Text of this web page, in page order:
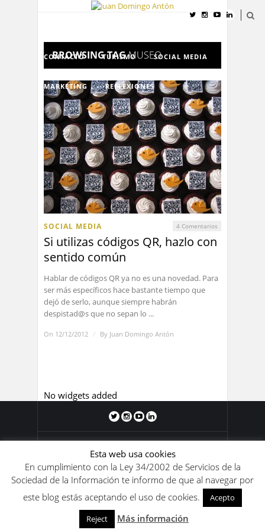
CONTACTO TURISMO SOCIAL MEDIA
MARKETING REFLEXIONES
BROWSING TAGMUSEO
SOCIAL MEDIA 4 Comentarios
Si utilizas códigos QR, hazlo con
sentido común
Hablar de códigos QR ya no es una novedad. Para
ser más específicos hace bastante tiempo que
dejó de serlo, aunque siempre habrán
despistad@s que no sepan lo ...
On 12/12/2012 / By Juan Domingo Antón
No widgets added
Blog de Juan Domingo Antón 2011-
2020. Los contenidos de este blog se
encuentran bajo unalicencia de Creative
Commons Reconocimiento-
NoComercial-SinObraDerivada 4.0
Internacional.
Esta web usa cookies
En cumplimiento con la Ley 34/2002 de Servicios de la
Sociedad de la Información te informo de que al navegar por
este blog estás aceptando el uso de cookies.
Acepto
Reject
Más información